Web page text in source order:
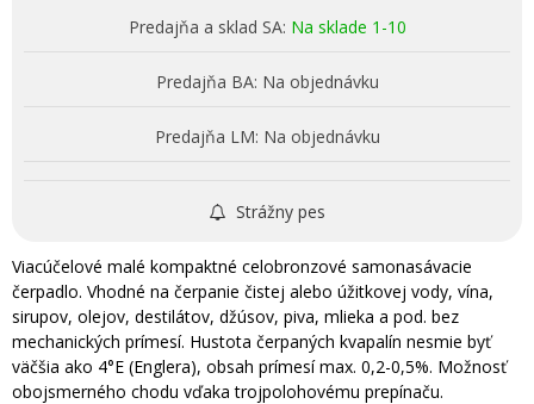
Predajňa a sklad SA: Na sklade 1-10
Predajňa BA: Na objednávku
Predajňa LM: Na objednávku
Strážny pes
Viacúčelové malé kompaktné celobronzové samonasávacie
čerpadlo. Vhodné na čerpanie čistej alebo úžitkovej vody, vína,
sirupov, olejov, destilátov, džúsov, piva, mlieka a pod. bez
mechanických prímesí. Hustota čerpaných kvapalín nesmie byť
väčšia ako 4°E (Englera), obsah prímesí max. 0,2-0,5%. Možnosť
obojsmerného chodu vďaka trojpolohovému prepínaču.